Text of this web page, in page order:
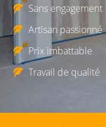
Sans engagement
Artisan passionné
Prix imbattable
Travail de qualité